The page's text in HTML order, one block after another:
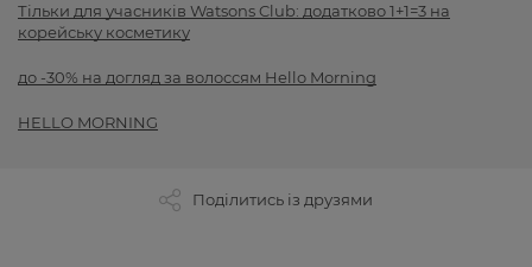
Тільки для учасників Watsons Club: додатково 1+1=3 на
корейську косметику
до -30% на догляд за волоссям Hello Morning
HELLO MORNING
Поділитись із друзями